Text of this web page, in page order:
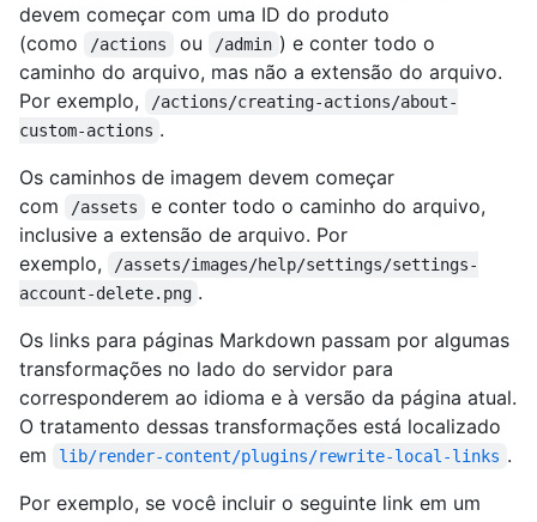
devem começar com uma ID do produto
(como
/actions ou /admin ) e conter todo o
caminho do arquivo, mas não a extensão do arquivo.
Por exemplo,
/actions/creating-actions/about-
custom-actions .
Os caminhos de imagem devem começar
com
/assets
e conter todo o caminho do arquivo,
inclusive a extensão de arquivo. Por
exemplo,
/assets/images/help/settings/settings-
account-delete.png .
Os links para páginas Markdown passam por algumas
transformações no lado do servidor para
corresponderem ao idioma e à versão da página atual.
O tratamento dessas transformações está localizado
em
lib/render-content/plugins/rewrite-local-links .
Por exemplo, se você incluir o seguinte link em um